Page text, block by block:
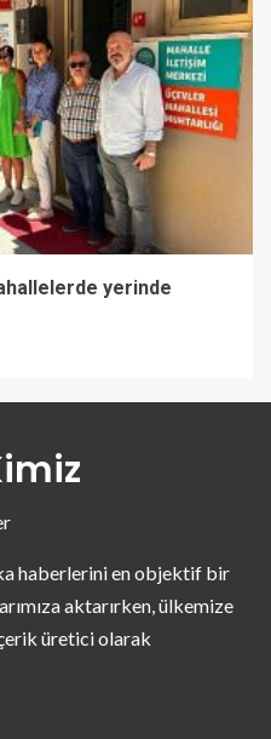
yerinde
haberlerini en objektif bir
aktarırken, ülkemize
üretici olarak